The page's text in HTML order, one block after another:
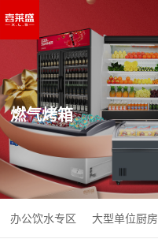
燃气烤箱
办公饮水专区 大型单位厨